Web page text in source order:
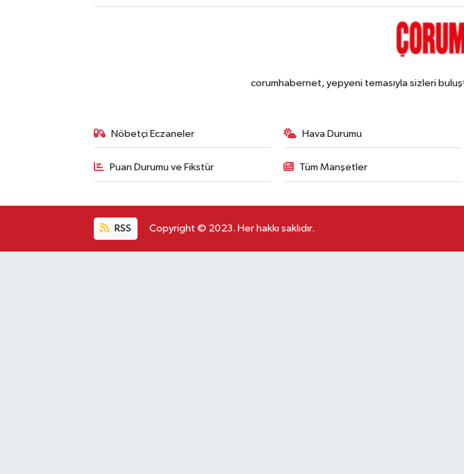
corumhabernet, yepyeni temasıyla sizleri
Nöbetçi Eczaneler Hava Durumu
Puan Durumu ve Fikstür Tüm Manşetler
RSS Copyright © 2023. Her hakkı saklıdır.